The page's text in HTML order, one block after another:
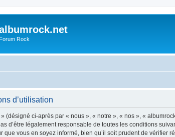
Rock
d’utilisation
(désigné ci-après par « nous », « notre », « nos », «
d’être légalement responsable de toutes les conditions
que vous en soyez informé, bien qu’il soit prudent de